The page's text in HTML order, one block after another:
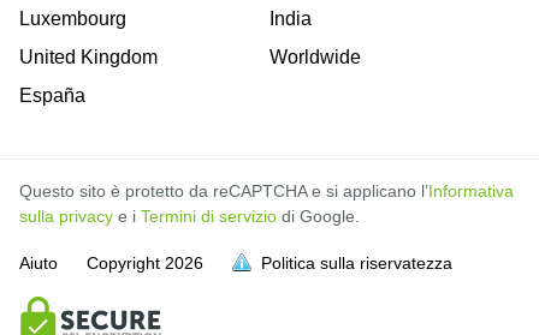
sia piena
sia piena
Luxembourg
United Kingdom
España
India
Worldwide
Questo sito è protetto da reCAPTCHA e si applicano l’Informativa
sulla privacy e i Termini di servizio di Google.
Aiuto Copyright 2026 Politica sulla riservatezza